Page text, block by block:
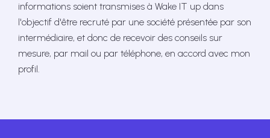
informations soient transmises à Wake IT up dans
l'objectif d'être recruté par une société présentée par son
intermédiaire, et donc de recevoir des conseils sur
mesure, par mail ou par téléphone, en accord avec mon
profil.